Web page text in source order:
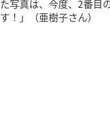
た写真は、今度、2番目
す！」（亜樹子さん）